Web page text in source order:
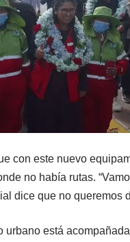
con este nuevo
no había rutas.
dice que no queremos
urbano está